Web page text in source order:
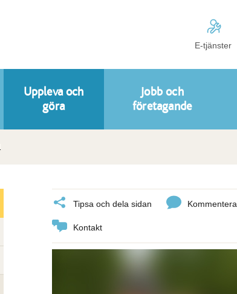
E-tjänster
Uppleva och
göra
Jobb och
företagande
Tipsa och dela sidan Kommentera
Kontakt